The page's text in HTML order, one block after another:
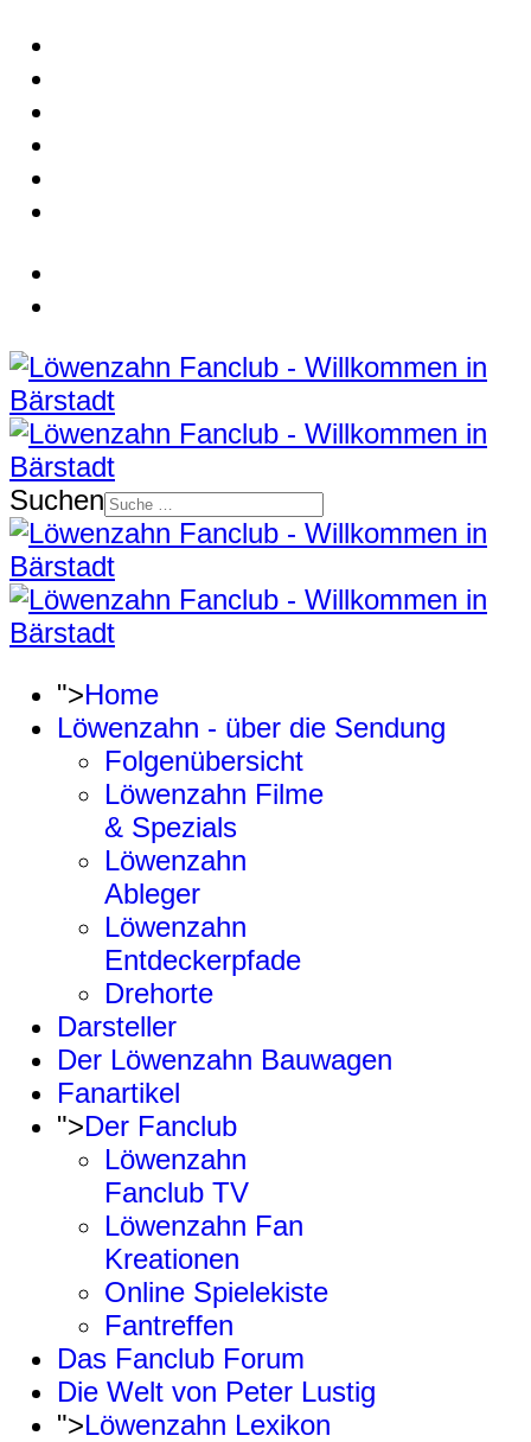
Suchen
">Home
Löwenzahn - über die Sendung
Folgenübersicht
Löwenzahn Filme
& Spezials
Löwenzahn
Ableger
Löwenzahn
Entdeckerpfade
Drehorte
Darsteller
Der Löwenzahn Bauwagen
Fanartikel
">Der Fanclub
Löwenzahn
Fanclub TV
Löwenzahn Fan
Kreationen
Online Spielekiste
Fantreffen
Das Fanclub Forum
Die Welt von Peter Lustig
">Löwenzahn Lexikon